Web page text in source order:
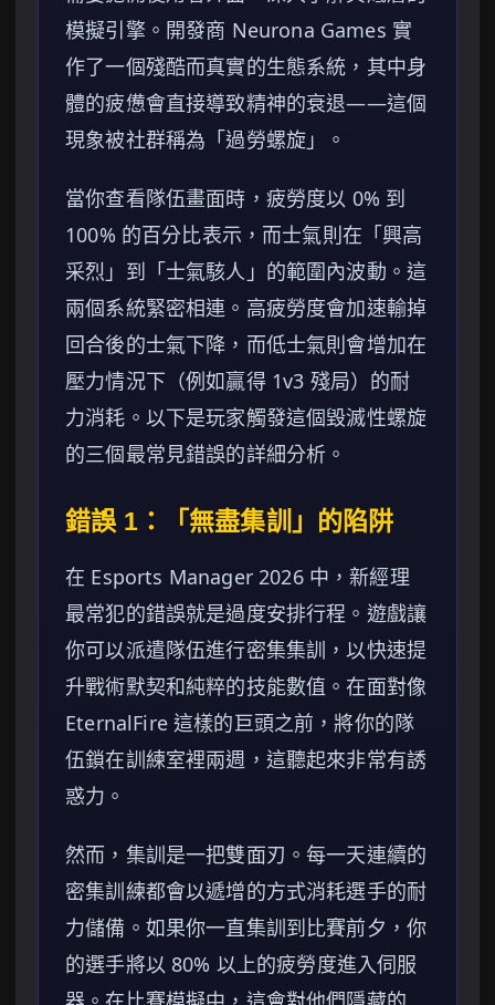
模擬引擎。開發商 Neurona Games 實
作了一個殘酷而真實的生態系統，其中身
體的疲憊會直接導致精神的衰退——這個
現象被社群稱為「過勞螺旋」。
當你查看隊伍畫面時，疲勞度以 0% 到
100% 的百分比表示，而士氣則在「興高
采烈」到「士氣駭人」的範圍內波動。這
兩個系統緊密相連。高疲勞度會加速輸掉
回合後的士氣下降，而低士氣則會增加在
壓力情況下（例如贏得 1v3 殘局）的耐
力消耗。以下是玩家觸發這個毀滅性螺旋
的三個最常見錯誤的詳細分析。
錯誤 1：「無盡集訓」的陷阱
在 Esports Manager 2026 中，新經理
最常犯的錯誤就是過度安排行程。遊戲讓
你可以派遣隊伍進行密集集訓，以快速提
升戰術默契和純粹的技能數值。在面對像
EternalFire 這樣的巨頭之前，將你的隊
伍鎖在訓練室裡兩週，這聽起來非常有誘
惑力。
然而，集訓是一把雙面刃。每一天連續的
密集訓練都會以遞增的方式消耗選手的耐
力儲備。如果你一直集訓到比賽前夕，你
的選手將以 80% 以上的疲勞度進入伺服